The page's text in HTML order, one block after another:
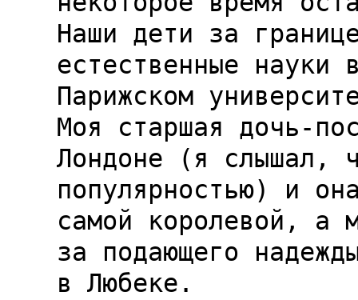
Наши дети за
естественные науки
Парижском
Моя старшая дочь-
Лондоне (я слышал,
популярностью) и
самой королевой, а
за подающего
в Любеке.